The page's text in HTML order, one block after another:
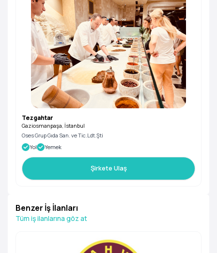
Tezgahtar
Gaziosmanpaşa, İstanbul
Oses Grup Gıda San. ve Tic.Ldt.Şti
Yol
Yemek
Şirkete Ulaş
Benzer İş İlanları
Tüm iş ilanlarına göz at